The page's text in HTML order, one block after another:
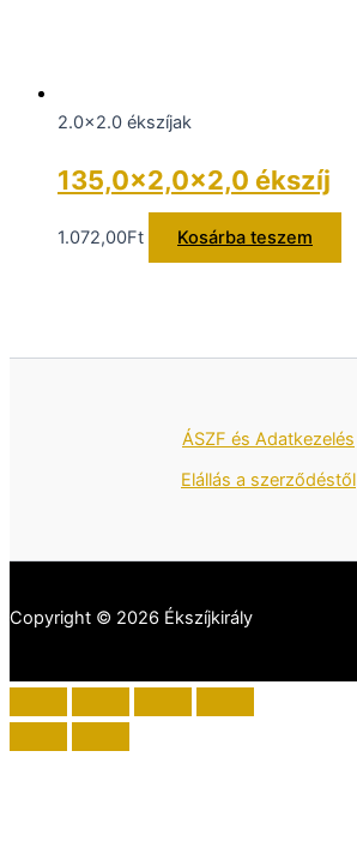
2.0x2.0 ékszíjak
135,0×2,0×2,0 ékszíj
1.072,00Ft Kosárba teszem
ÁSZF és Adatkezelés
Elállás a szerződéstől
Copyright © 2026 Ékszíjkirály